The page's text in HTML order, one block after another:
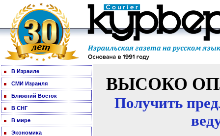
В Израиле
СМИ Израиля
Ближний Восток
В СНГ
В мире
Экономика
ВЫСОКО
Получить